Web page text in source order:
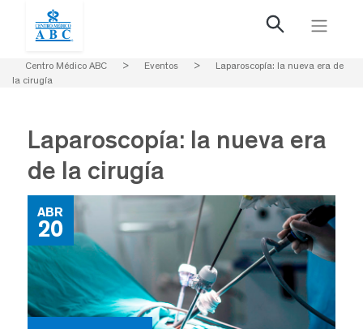
Centro Médico ABC > Eventos >
Laparoscopía: la nueva era de
la cirugía
Laparoscopía: la nueva era
de la cirugía
ABR
20